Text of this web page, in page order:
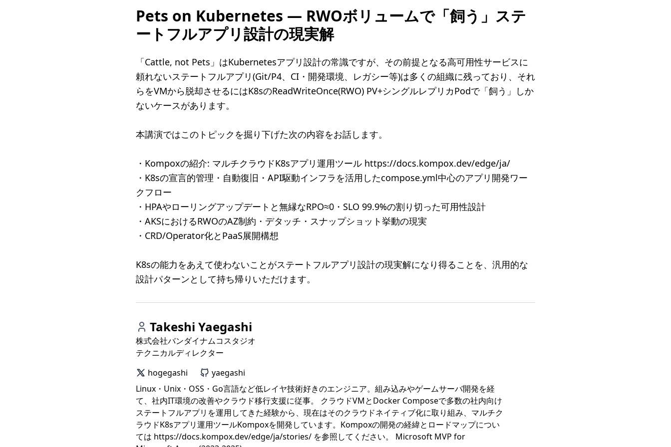
Pets on Kubernetes ― RWOボリュームで「飼う」ステ
ートフルアプリ設計の現実解
「Cattle, not Pets」はKubernetesアプリ設計の常識ですが、その前提となる高可用性サービスに
頼れないステートフルアプリ(Git/P4、CI・開発環境、レガシー等)は多くの組織に残っており、それ
らをVMから脱却させるにはK8sのReadWriteOnce(RWO) PV+シングルレプリカPodで「飼う」しか
ないケースがあります。
本講演ではこのトピックを掘り下げた次の内容をお話します。
・Kompoxの紹介: マルチクラウドK8sアプリ運用ツール https://docs.kompox.dev/edge/ja/
・K8sの宣言的管理・自動復旧・API駆動インフラを活用したcompose.yml中心のアプリ開発ワー
クフロー
・HPAやローリングアップデートと無縁なRPO≈0・SLO 99.9%の割り切った可用性設計
・AKSにおけるRWOのAZ制約・デタッチ・スナップショット挙動の現実
・CRD/Operator化とPaaS展開構想
K8sの能力をあえて使わないことがステートフルアプリ設計の現実解になり得ることを、汎用的な
設計パターンとして持ち帰りいただけます。
Takeshi Yaegashi
株式会社バンダイナムコスタジオ
テクニカルディレクター
hogegashi
yaegashi
Linux・Unix・OSS・Go言語など低レイヤ技術好きのエンジニア。組み込みやゲームサーバ開発を経
て、社内IT環境の改善やクラウド移行支援に従事。 クラウドVMとDocker Composeで多数の社内向け
ステートフルアプリを運用してきた経験から、現在はそのクラウドネイティブ化に取り組み、マルチク
ラウドK8sアプリ運用ツールKompoxを開発しています。Kompoxの開発の経緯とロードマップについ
ては https://docs.kompox.dev/edge/ja/stories/ を参照してください。 Microsoft MVP for